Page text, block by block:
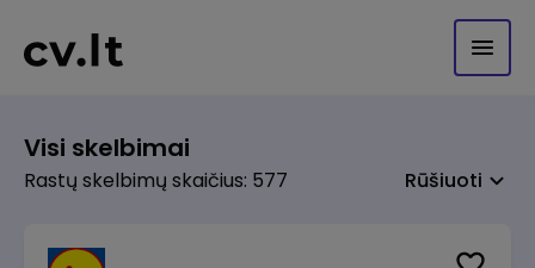
Visi skelbimai
Rastų skelbimų skaičius: 577 Rūšiuoti